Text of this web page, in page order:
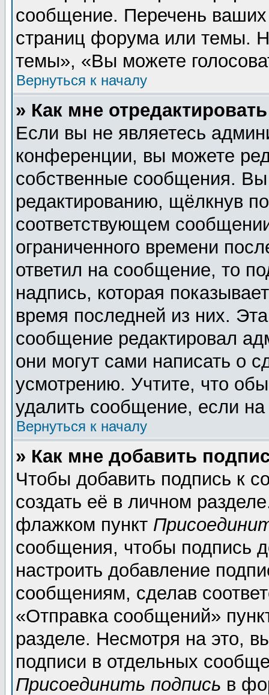
сообщение. Перечень ваших
страниц форума или темы.
темы», «Вы можете
Вернуться к началу
» Как мне
Если вы не являетесь
конференции, вы можете
собственные сообщения.
редактированию, щёлкнув
соответствующем
ограниченного времени
ответил на сообщение, то
надпись, которая
время последней из них.
сообщение редактировал
они могут сами написать о
усмотрению. Учтите, что
удалить сообщение, если на
Вернуться к началу
» Как мне добавить
Чтобы добавить подпись к
создать её в личном
флажком пункт
сообщения, чтобы подпись
настроить добавление
сообщениям, сделав
«Отправка сообщений»
разделе. Несмотря на это,
подписи в отдельных
Присоединить подпись в